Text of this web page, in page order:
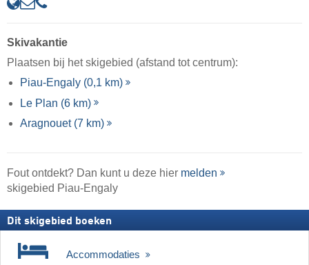
Skivakantie
Plaatsen bij het skigebied (afstand tot centrum):
Piau-Engaly (0,1 km)
Le Plan (6 km)
Aragnouet (7 km)
Fout ontdekt? Dan kunt u deze hier melden
skigebied Piau-Engaly
Dit skigebied boeken
Accommodaties